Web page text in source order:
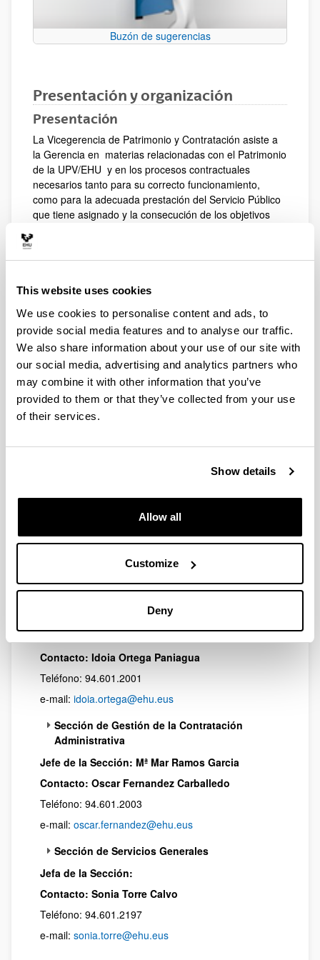
This website uses cookies
We use cookies to personalise content and ads, to
provide social media features and to analyse our traffic.
We also share information about your use of our site with
our social media, advertising and analytics partners who
may combine it with other information that you’ve
provided to them or that they’ve collected from your use
of their services.
Show details
Allow all
Customize
Deny
Buzón de sugerencias
Presentación y organización
Presentación
La Vicegerencia de Patrimonio y Contratación asiste a
la Gerencia en materias relacionadas con el Patrimonio
de la UPV/EHU y en los procesos contractuales
necesarios tanto para su correcto funcionamiento,
como para la adecuada prestación del Servicio Público
que tiene asignado y la consecución de los objetivos
cumplimiento de las disposiciones legales vigentes que
Organización
Vicegerencia de Patrimonio y Contratación
Vicegerente:
Secretaria de la Vicegerencia:
Teléfono:
e-mail:
Servicio de Patrimonio
oskar.prado@ehu.eus
Servicio de Contratación Administrativa
Contratación Administrativa
Contacto: Idoia Ortega Paniagua
Teléfono: 94.601.2001
e-mail: idoia.ortega@ehu.eus
Sección de Gestión de la Contratación
Administrativa
Jefe de la Sección: Mª Mar Ramos Garcia
Contacto: Oscar Fernandez Carballedo
Teléfono: 94.601.2003
e-mail: oscar.fernandez@ehu.eus
Sección de Servicios Generales
Jefa de la Sección:
Contacto: Sonia Torre Calvo
Teléfono: 94.601.2197
e-mail: sonia.torre@ehu.eus